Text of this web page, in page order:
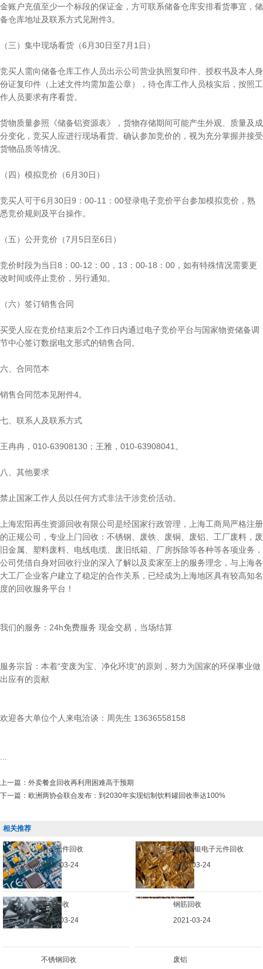
金账户充值至少一个标段的保证金，方可联系储备仓库安排看货事宜，储
备仓库地址及联系方式见附件3。
（三）集中现场看货（6月30日至7月1日）
竞买人需向储备仓库工作人员出示公司营业执照复印件、授权书及本人身
份证复印件（上述文件均需加盖公章），待仓库工作人员核实后，按照工
作人员要求有序看货。
货物质量参照《储备铝资源表》，货物存储期间可能产生外观、质量及成
分变化，竞买人应进行现场看货。确认参加竞价的，视为充分掌握并接受
货物品质等情况。
（四）模拟竞价（6月30日）
竞买人可于6月30日9：00-11：00登录电子竞价平台参加模拟竞价，熟
悉竞价规则及平台操作。
（五）公开竞价（7月5日至6日）
竞价时段为当日8：00-12：00，13：00-18：00，如有特殊情况需要更
改时间或停止竞价，另行通知。
（六）签订销售合同
买受人应在竞价结束后2个工作日内通过电子竞价平台与国家物资储备调
节中心签订数据电文形式的销售合同。
六、合同范本
销售合同范本见附件4。
七、联系人及联系方式
王冉冉，010-63908130；王雅，010-63908041。
八、其他要求
禁止国家工作人员以任何方式非法干涉竞价活动。
上海宏阳再生资源回收有限公司是经国家行政管理，上海工商局严格注册
的正规公司，专业上门回收：不锈钢、废铁、废铜、废铝、工厂废料，废
旧金属、塑料废料、电线电缆、废旧纸箱、厂房拆除等各种等各项业务，
公司凭借自身对回收行业的深入了解以及卖家至上的服务理念，与上海各
大工厂企业客户建立了稳定的合作关系，已经成为上海地区具有较高知名
度的回收服务平台！
我们的服务：24h免费服务 现金交易，当场结算
服务宗旨：本着“变废为宝、净化环境”的原则，努力为国家的环保事业做
出应有的贡献
欢迎各大单位个人来电洽谈：周先生 13636558158
上一篇： 外卖餐盒回收再利用困难高于预期
下一篇： 欧洲两协会联合发布：到2030年实现铝制饮料罐回收率达100%
相关推荐
电子元件回收
2021-03-24
镀金镀银电子元件回收
2021-03-24
废铁回收
2021-03-24
钢筋回收
2021-03-24
不锈钢回收 废铝